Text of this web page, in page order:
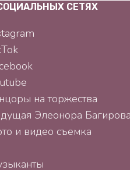
СЕТЯХ
на торжества
Элеонора Багирова
и видео съемка